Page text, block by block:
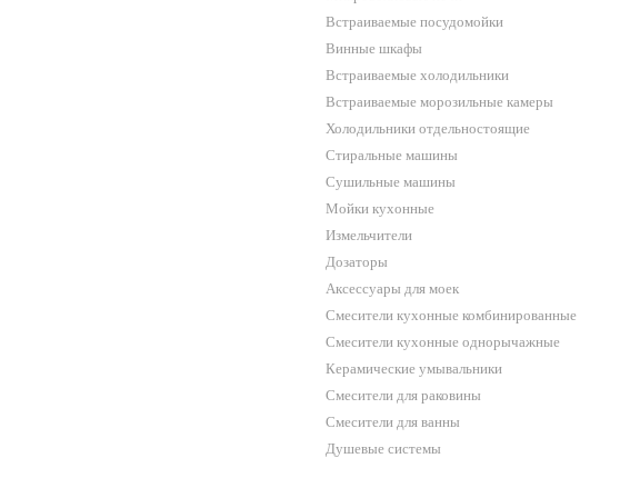
Встраиваемые посудомойки
Винные шкафы
Встраиваемые холодильники
Встраиваемые морозильные камеры
Холодильники отдельностоящие
Стиральные машины
Сушильные машины
Мойки кухонные
Измельчители
Дозаторы
Аксессуары для моек
Смесители кухонные комбинированные
Смесители кухонные однорычажные
Керамические умывальники
Смесители для раковины
Смесители для ванны
Душевые системы